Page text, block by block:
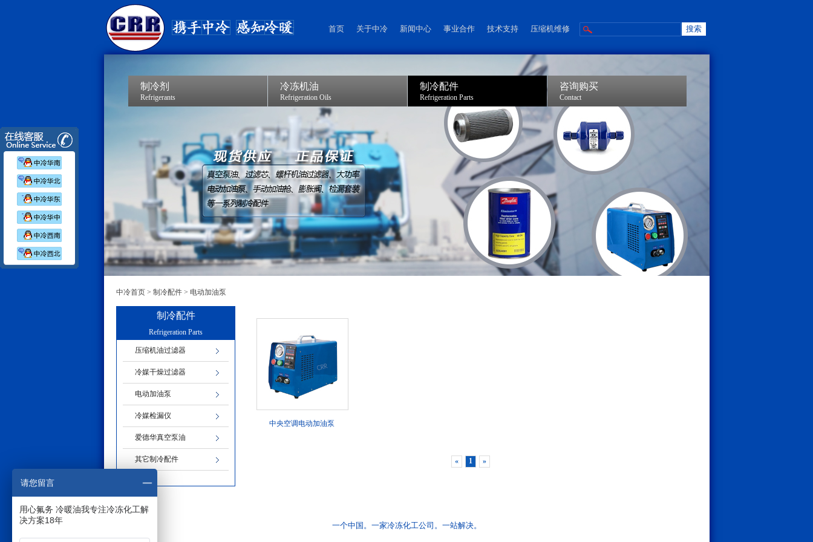
首页 关于中冷 新闻中心 事业合作 技术支持 压缩机维修
制冷剂
Refrigerants
冷冻机油
Refrigeration Oils
制冷配件
Refrigeration Parts
咨询购买
Contact
中冷首页 > 制冷配件 > 电动加油泵
制冷配件
Refrigeration Parts
压缩机油过滤器
冷媒干燥过滤器
电动加油泵
冷媒检漏仪
爱德华真空泵油
其它制冷配件
中央空调电动加油泵
« 1 »
一个中国。一家冷冻化工公司。一站解决。
请您留言
用心氟务 冷暖油我专注冷冻化工解
决方案18年